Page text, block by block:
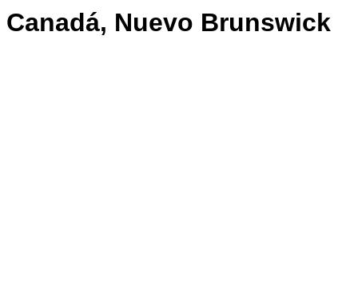
Canadá, Nuevo Brunswick